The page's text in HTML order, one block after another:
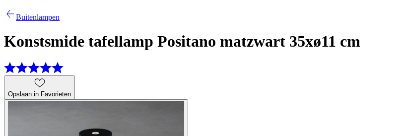
Buitenlampen
Konstsmide tafellamp Positano matzwart 35xø11 cm
Opslaan in Favorieten